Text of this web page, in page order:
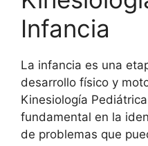
Infancia
La infancia es una
desarrollo físico y
Kinesiología
fundamental en la
de problemas que